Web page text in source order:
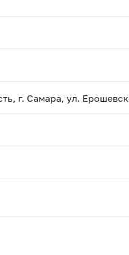
г. Самара, ул.